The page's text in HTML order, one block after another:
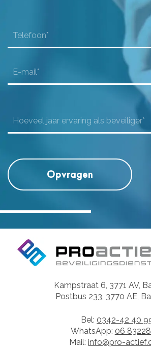
Kampstraat 6, 3771 AV,
Postbus 233, 3770 AE,
Bel: 0342-42 40
WhatsApp: 06
Mail:info@pro-